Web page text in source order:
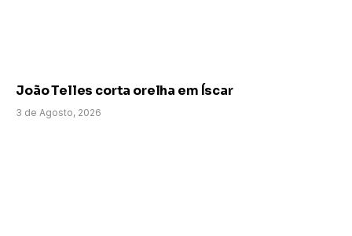
João Telles corta orelha em Íscar
3 de Agosto, 2026